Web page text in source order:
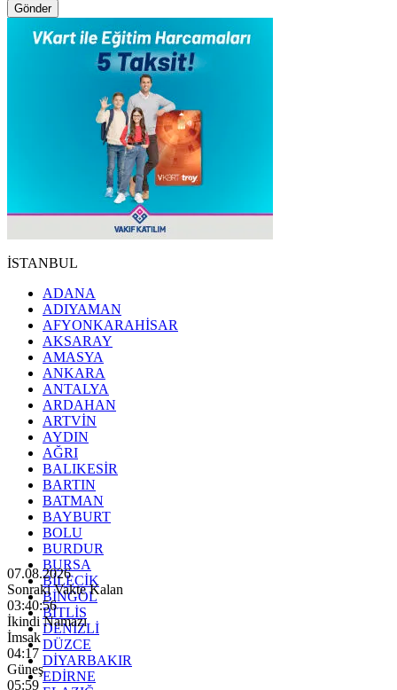
Gönder
İSTANBUL
ADANA
ADIYAMAN
AFYONKARAHİSAR
AKSARAY
AMASYA
ANKARA
ANTALYA
ARDAHAN
ARTVİN
AYDIN
AĞRI
BALIKESİR
BARTIN
BATMAN
BAYBURT
BOLU
BURDUR
BURSA
BİLECİK
BİNGÖL
BİTLİS
DENİZLİ
DÜZCE
DİYARBAKIR
EDİRNE
07.08.2026
Sonraki Vakte Kalan
03:40:54
İkindi Namazı
İmsak
04:17
Güneş
05:59